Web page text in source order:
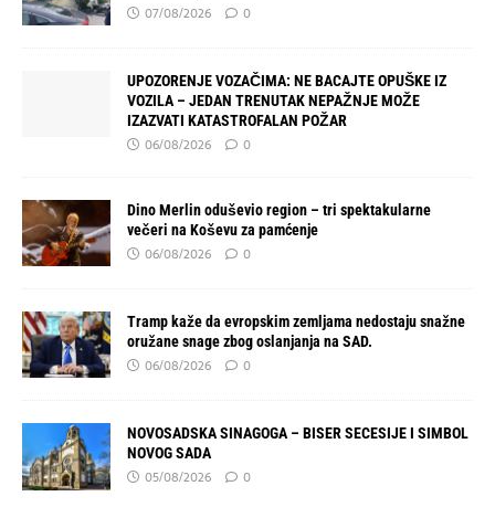
07/08/2026 0
UPOZORENJE VOZAČIMA: NE BACAJTE OPUŠKE IZ
VOZILA – JEDAN TRENUTAK NEPAŽNJE MOŽE
IZAZVATI KATASTROFALAN POŽAR
06/08/2026 0
Dino Merlin oduševio region – tri spektakularne
večeri na Koševu za pamćenje
06/08/2026 0
Tramp kaže da evropskim zemljama nedostaju snažne
oružane snage zbog oslanjanja na SAD.
06/08/2026 0
NOVOSADSKA SINAGOGA – BISER SECESIJE I SIMBOL
NOVOG SADA
05/08/2026 0